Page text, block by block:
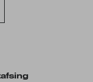
hårtyper, ideell